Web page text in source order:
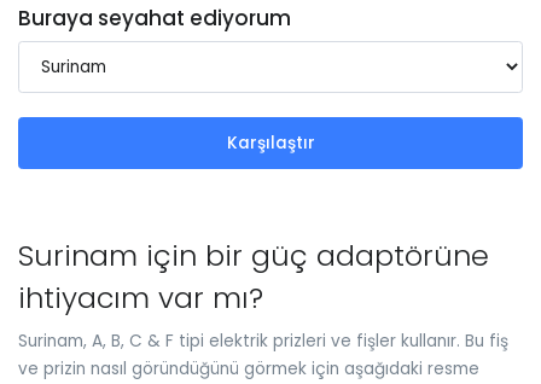
Buraya seyahat ediyorum
Karşılaştır
Surinam için bir güç adaptörüne
ihtiyacım var mı?
Surinam, A, B, C & F tipi elektrik prizleri ve fişler kullanır. Bu fiş
ve prizin nasıl göründüğünü görmek için aşağıdaki resme